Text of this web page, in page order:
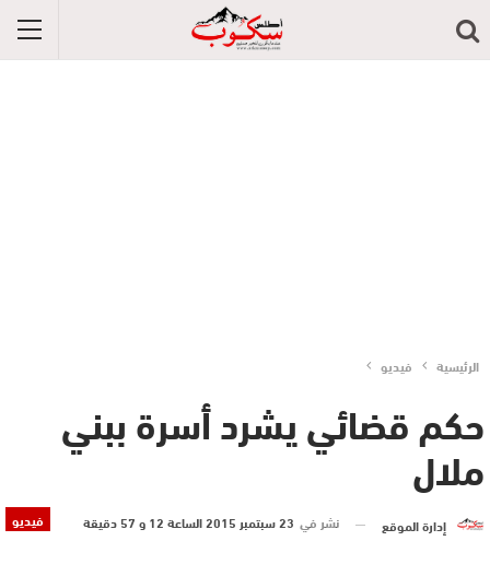
الرئيسية فيديو
حكم قضائي يشرد أسرة ببني
ملال
فيديو إدارة الموقع نشر في 23 سبتمبر 2015 الساعة 12 و 57 دقيقة